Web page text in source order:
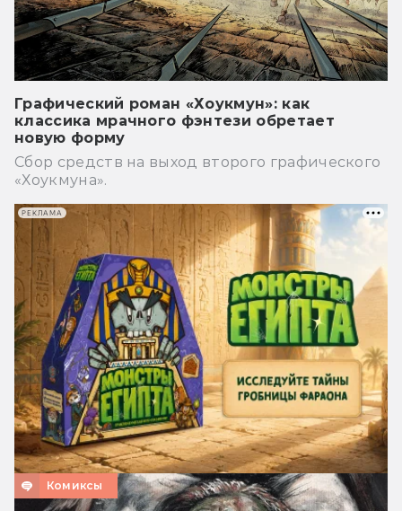
Графический роман «Хоукмун»: как
классика мрачного фэнтези обретает
новую форму
Сбор средств на выход второго графического
«Хоукмуна».
Комиксы
РЕКЛАМА